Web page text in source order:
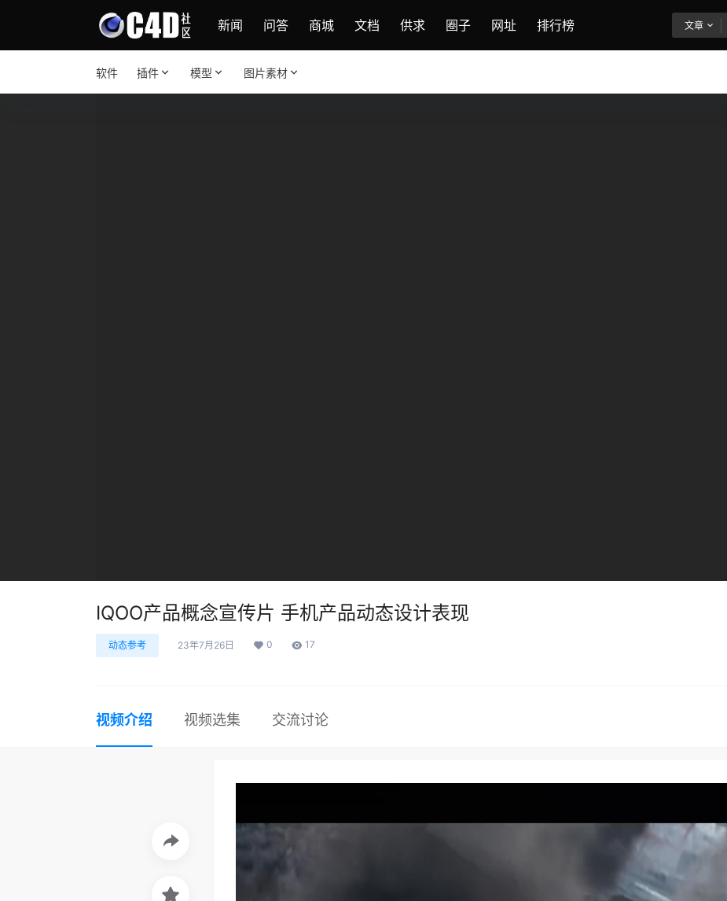
新闻 问答 商城 文档 供求 圈子 网址 排行榜 文章
软件 插件 模型 图片素材
IQOO产品概念宣传片 手机产品动态设计表现
动态参考 23年7月26日 0 17
视频介绍 视频选集 交流讨论